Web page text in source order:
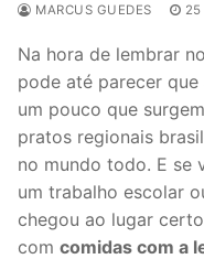
MARCUS GUEDES
Na hora de lembrar
pode até parecer
um pouco que
pratos regionais
no mundo todo. E se
um trabalho escolar
chegou ao lugar
com comidas com a